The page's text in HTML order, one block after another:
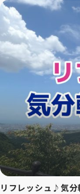
リフレッシュ♪気